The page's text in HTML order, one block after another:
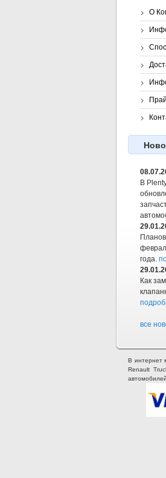
О
В
года.
Как
все
В интернет
Renault